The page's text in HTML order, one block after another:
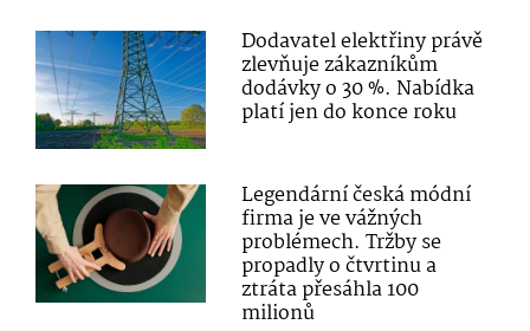
Dodavatel elektřiny právě
zlevňuje zákazníkům
dodávky o 30 %. Nabídka
platí jen do konce roku
Legendární česká módní
firma je ve vážných
problémech. Tržby se
propadly o čtvrtinu a
ztráta přesáhla 100
milionů